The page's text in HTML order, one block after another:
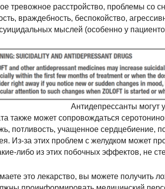
тревожное расстройство, проблемы со
враждебность, беспокойство,
мыслей (особенно у
Антидепрессанты могут
также может сопровождаться
потливость, учащенное сердцебиение,
Из-за этих проблем с желудком может
либо из этих побочных эффектов, не
это лекарство, вы можете получить